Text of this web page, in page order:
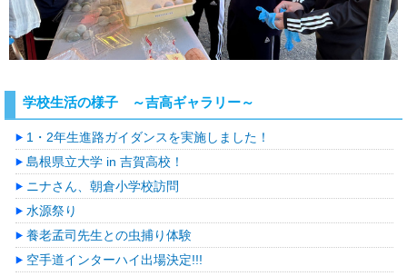
学校生活の様子 ～吉高ギャラリー～
1・2年生進路ガイダンスを実施しました！
島根県立大学 in 吉賀高校！
ニナさん、朝倉小学校訪問
水源祭り
養老孟司先生との虫捕り体験
空手道インターハイ出場決定!!!